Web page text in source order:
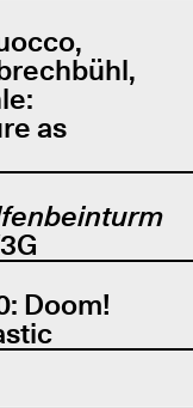
as
Doom!